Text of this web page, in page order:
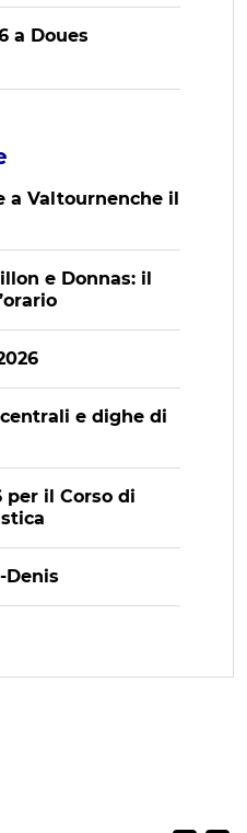
a Doues
a Valtournenche il
e Donnas: il
e dighe di
per il Corso di
Denis